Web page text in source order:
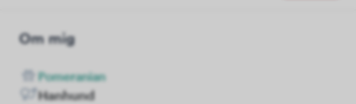
Om mig
Pomeranian
Hanhund